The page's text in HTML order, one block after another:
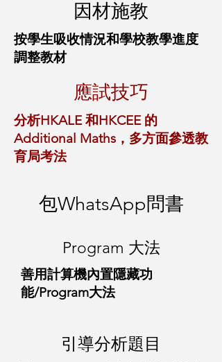
​因材施教
按學生吸收情況和學校教學進度
調整教材
​應試技巧
分析HKALE 和HKCEE 的
Additional Maths，多方面參透教
育局考法
​包WhatsApp問書
​Program 大法
善用計算機內置隱藏功
能/Program大法
引導分析題目